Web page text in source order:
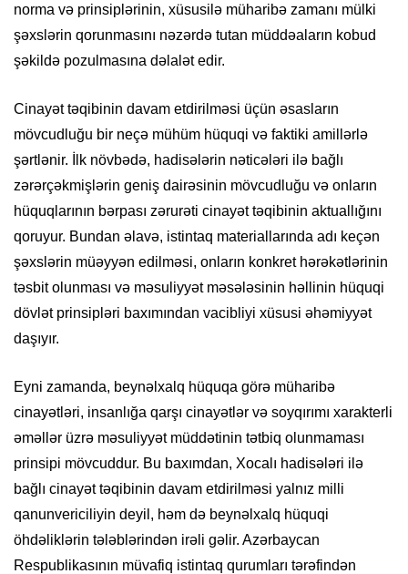
norma və prinsiplərinin, xüsusilə müharibə zamanı mülki
şəxslərin qorunmasını nəzərdə tutan müddəaların kobud
şəkildə pozulmasına dəlalət edir.
Cinayət təqibinin davam etdirilməsi üçün əsasların
mövcudluğu bir neçə mühüm hüquqi və faktiki amillərlə
şərtlənir. İlk növbədə, hadisələrin nəticələri ilə bağlı
zərərçəkmişlərin geniş dairəsinin mövcudluğu və onların
hüquqlarının bərpası zərurəti cinayət təqibinin aktuallığını
qoruyur. Bundan əlavə, istintaq materiallarında adı keçən
şəxslərin müəyyən edilməsi, onların konkret hərəkətlərinin
təsbit olunması və məsuliyyət məsələsinin həllinin hüquqi
dövlət prinsipləri baxımından vacibliyi xüsusi əhəmiyyət
daşıyır.
Eyni zamanda, beynəlxalq hüquqa görə müharibə
cinayətləri, insanlığa qarşı cinayətlər və soyqırımı xarakterli
əməllər üzrə məsuliyyət müddətinin tətbiq olunmaması
prinsipi mövcuddur. Bu baxımdan, Xocalı hadisələri ilə
bağlı cinayət təqibinin davam etdirilməsi yalnız milli
qanunvericiliyin deyil, həm də beynəlxalq hüquqi
öhdəliklərin tələblərindən irəli gəlir. Azərbaycan
Respublikasının müvafiq istintaq qurumları tərəfindən